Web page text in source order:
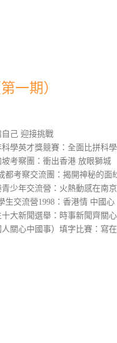
一期）
己 迎接挑戰
學英才獎競賽：全面比拼科
考察團：衝出香港 放眼獅城
都考察交流團：揭開神秘的面
少年交流營：火熱動感在南京
生交流營1998：香港情 中國心
大新聞選舉：時事新聞齊關
關心中國事）填字比賽：寫